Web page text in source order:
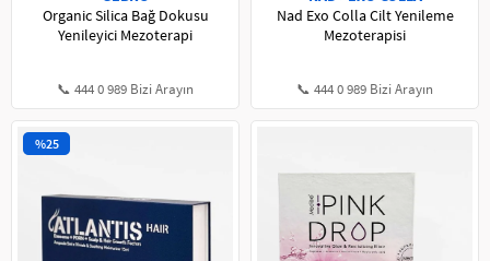
Organic Silica Bağ Dokusu
Yenileyici Mezoterapi
📞 444 0 989 Bizi Arayın
Nad Exo Colla Cilt Yenileme
Mezoterapisi
📞 444 0 989 Bizi Arayın
%25